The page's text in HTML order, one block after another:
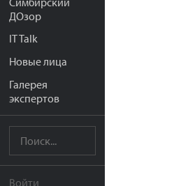
ДОзор
IT Talk
Новые лица
Галерея
экспертов
Войти